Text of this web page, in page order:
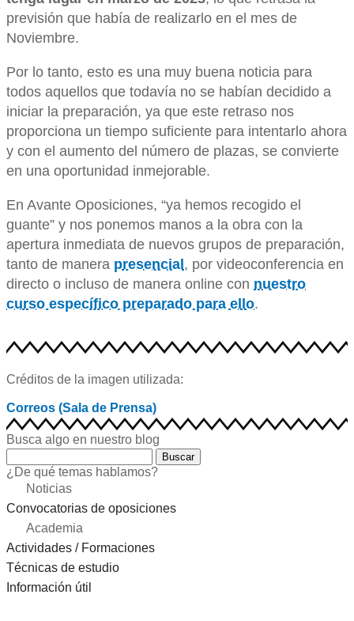
previsión que había de realizarlo en el mes de
Noviembre.
Por lo tanto, esto es una muy buena noticia para
todos aquellos que todavía no se habían decidido a
iniciar la preparación, ya que este retraso nos
proporciona un tiempo suficiente para intentarlo ahora
y con el aumento del número de plazas, se convierte
en una oportunidad inmejorable.
En Avante Oposiciones, “ya hemos recogido el
guante” y nos ponemos manos a la obra con la
apertura inmediata de nuevos grupos de preparación,
tanto de manera presencial, por videoconferencia en
directo o incluso de manera online con nuestro
curso específico preparado para ello.
Créditos de la imagen utilizada:
Correos (Sala de Prensa)
Busca algo en nuestro blog
Buscar
¿De qué temas hablamos?
Noticias
Convocatorias de oposiciones
Academia
Actividades / Formaciones
Técnicas de estudio
Información útil